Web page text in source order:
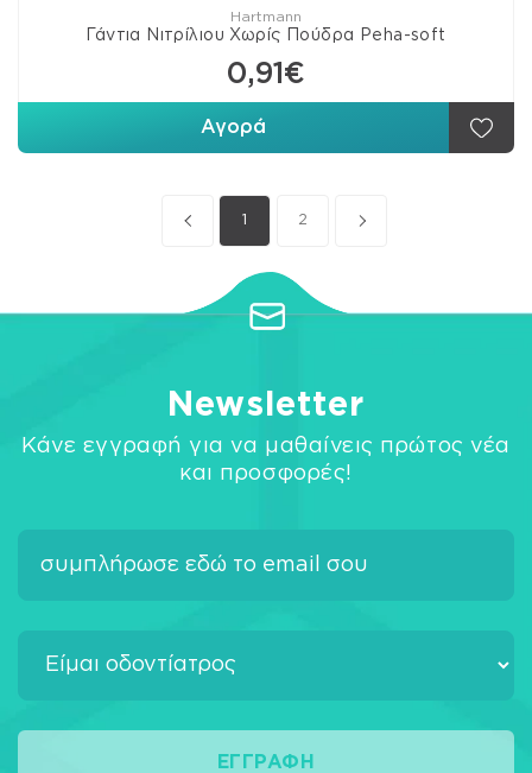
Hartmann
Γάντια Νιτρίλιου Χωρίς Πούδρα Peha-soft
0,91€
Αγορά
1 2
Newsletter
Κάνε εγγραφή για να μαθαίνεις πρώτος νέα
και προσφορές!
ΕΓΓΡΑΦΉ